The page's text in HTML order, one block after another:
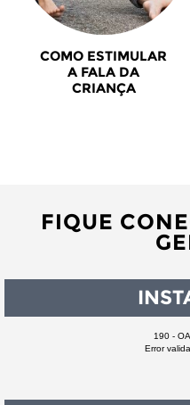
COMO ESTIMULAR
A FALA DA
CRIANÇA
FIQUE
190 -
Error